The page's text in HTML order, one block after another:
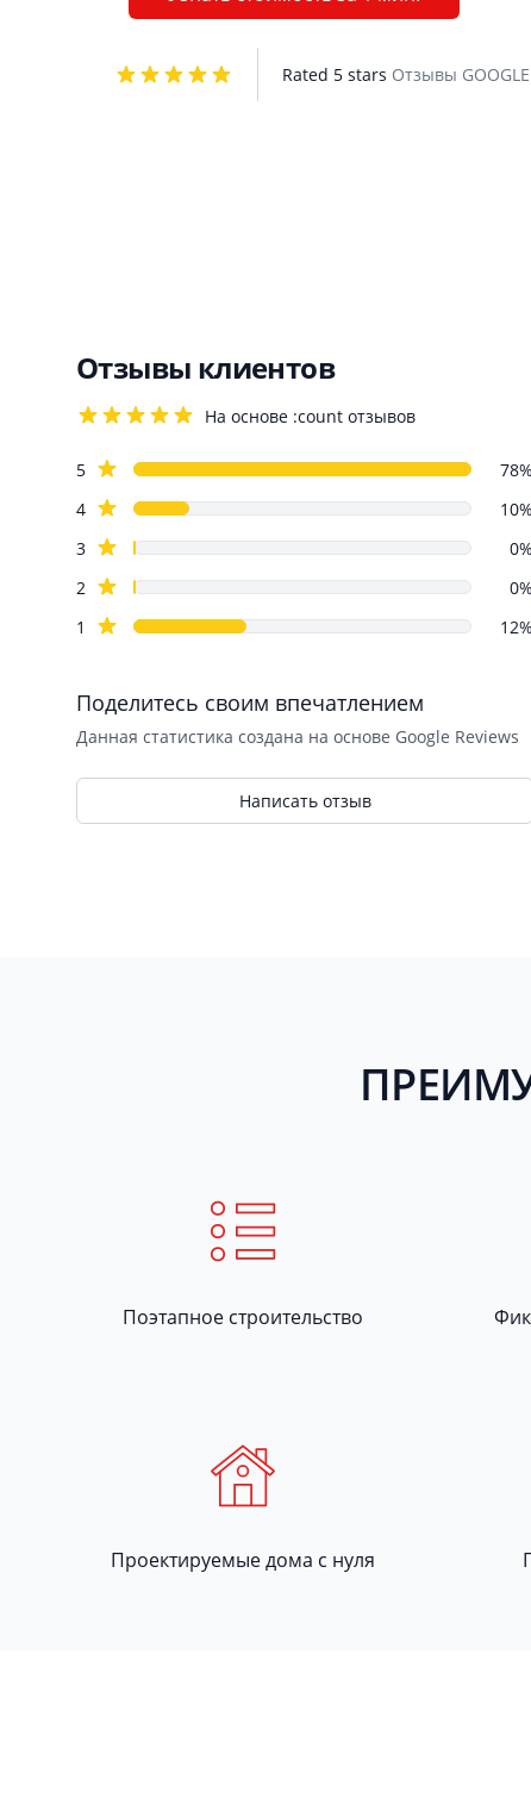
Rated 5 stars Отзывы GOOGLE
Отзывы клиентов
На основе :count отзывов
Review data
5star reviews
78%
4star reviews
10%
3star reviews
0%
2 star reviews
0%
1
star reviews 12%
Поделитесь своим впечатлением
Данная статистика создана на основе Google Reviews
Написать отзыв
Поэтапное строительство
Проектируемые дома с нуля